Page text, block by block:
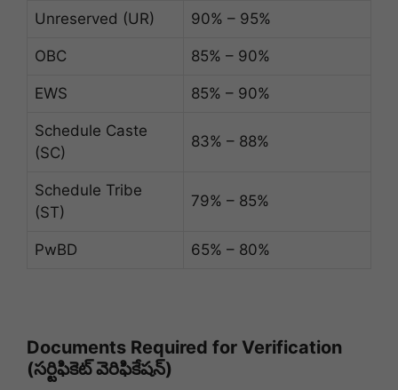
Unreserved (UR) 90% – 95%
OBC 85% – 90%
EWS 85% – 90%
Schedule Caste
(SC)
83% – 88%
Schedule Tribe
(ST)
79% – 85%
PwBD 65% – 80%
Documents Required for Verification
(సర్టిఫికెట్ వెరిఫికేషన్)